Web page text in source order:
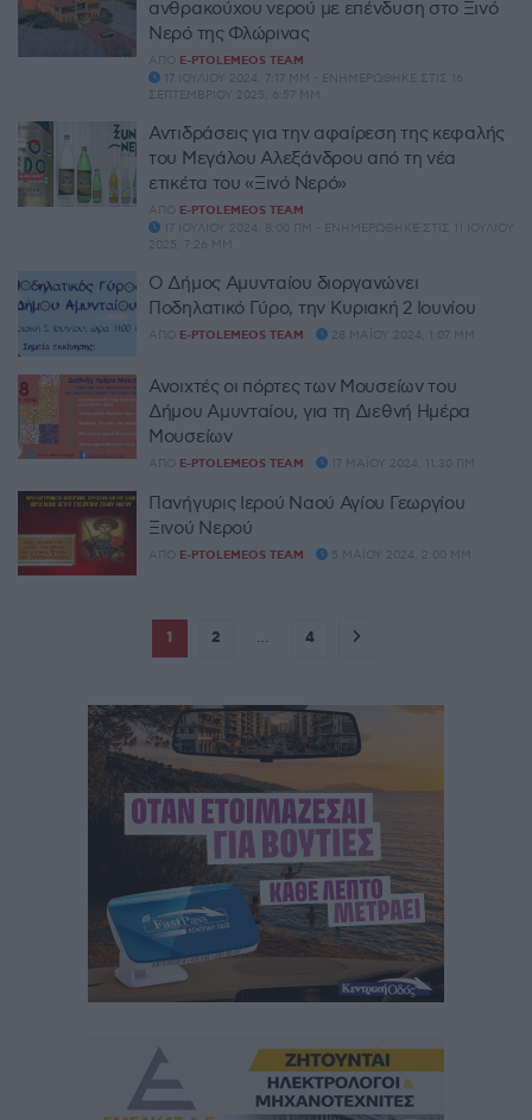
ανθρακούχου νερού με επένδυση στο Ξινό
Νερό της Φλώρινας
ΑΠΌ E-PTOLEMEOS TEAM
17 ΙΟΥΛΊΟΥ 2024, 7:17 ΜΜ - ΕΝΗΜΕΡΏΘΗΚΕ ΣΤΙΣ 16
ΣΕΠΤΕΜΒΡΊΟΥ 2025, 6:57 ΜΜ
Αντιδράσεις για την αφαίρεση της κεφαλής
του Μεγάλου Αλεξάνδρου από τη νέα
ετικέτα του «Ξινό Νερό»
ΑΠΌ E-PTOLEMEOS TEAM
17 ΙΟΥΛΊΟΥ 2024, 8:00 ΠΜ - ΕΝΗΜΕΡΏΘΗΚΕ ΣΤΙΣ 11 ΙΟΥΛΊΟΥ
2025, 7:26 ΜΜ
Ο Δήμος Αμυνταίου διοργανώνει
Ποδηλατικό Γύρο, την Κυριακή 2 Ιουνίου
ΑΠΌ E-PTOLEMEOS TEAM 28 ΜΑΪ́ΟΥ 2024, 1:07 ΜΜ
Ανοιχτές οι πόρτες των Μουσείων του
Δήμου Αμυνταίου, για τη Διεθνή Ημέρα
Μουσείων
ΑΠΌ E-PTOLEMEOS TEAM 17 ΜΑΪ́ΟΥ 2024, 11:30 ΠΜ
Πανήγυρις Ιερού Ναού Αγίου Γεωργίου
Ξινού Νερού
ΑΠΌ E-PTOLEMEOS TEAM 5 ΜΑΪ́ΟΥ 2024, 2:00 ΜΜ
1 2 … 4